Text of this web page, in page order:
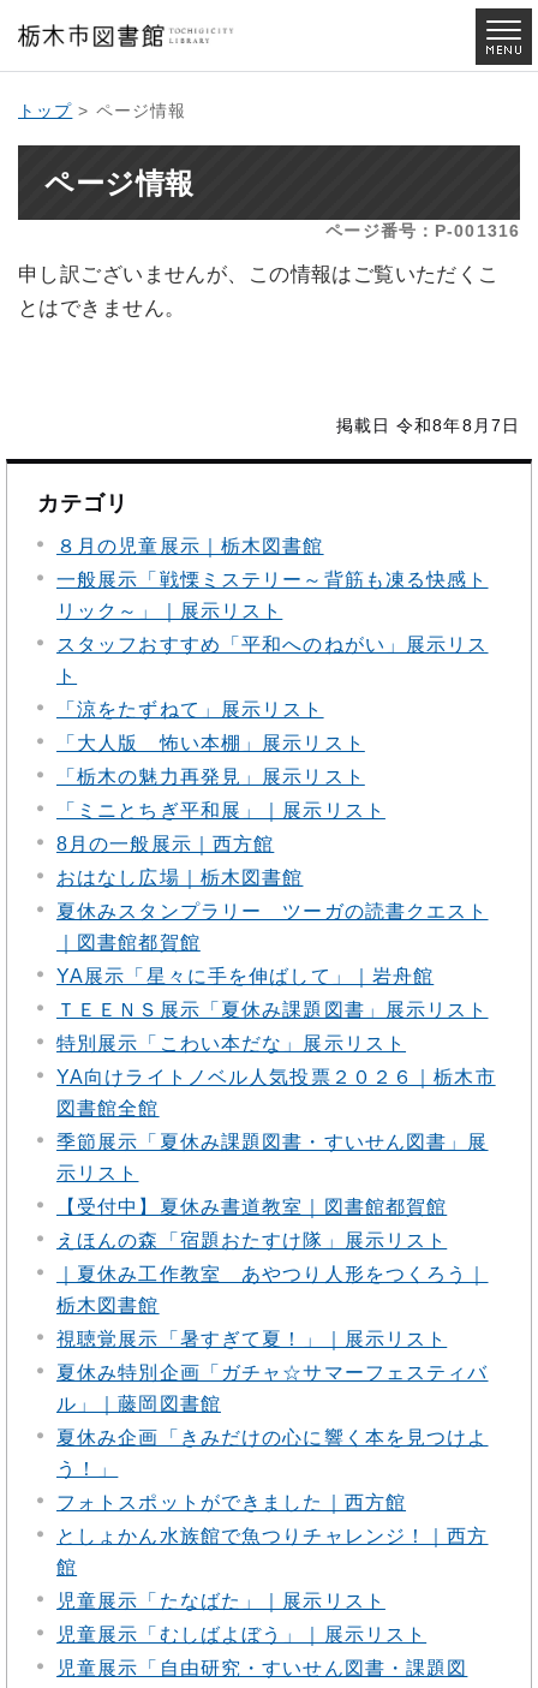
トップ > ページ情報
ページ情報
ページ番号：P-001316
申し訳ございませんが、この情報はご覧いただくこ
とはできません。
掲載日 令和8年8月7日
カテゴリ
８月の児童展示｜栃木図書館
一般展示「戦慄ミステリー～背筋も凍る快感ト
リック～」｜展示リスト
スタッフおすすめ「平和へのねがい」展示リス
ト
「涼をたずねて」展示リスト
「大人版 怖い本棚」展示リスト
「栃木の魅力再発見」展示リスト
「ミニとちぎ平和展」｜展示リスト
8月の一般展示｜西方館
おはなし広場｜栃木図書館
夏休みスタンプラリー ツーガの読書クエスト
｜図書館都賀館
YA展示「星々に手を伸ばして」｜岩舟館
ＴＥＥＮＳ展示「夏休み課題図書」展示リスト
特別展示「こわい本だな」展示リスト
YA向けライトノベル人気投票２０２６｜栃木市
図書館全館
季節展示「夏休み課題図書・すいせん図書」展
示リスト
【受付中】夏休み書道教室｜図書館都賀館
えほんの森「宿題おたすけ隊」展示リスト
｜夏休み工作教室 あやつり人形をつくろう｜
栃木図書館
視聴覚展示「暑すぎて夏！」｜展示リスト
夏休み特別企画「ガチャ☆サマーフェスティバ
ル」｜藤岡図書館
夏休み企画「きみだけの心に響く本を見つけよ
う！」
フォトスポットができました｜西方館
としょかん水族館で魚つりチャレンジ！｜西方
館
児童展示「たなばた」｜展示リスト
児童展示「むしばよぼう」｜展示リスト
児童展示「自由研究・すいせん図書・課題図